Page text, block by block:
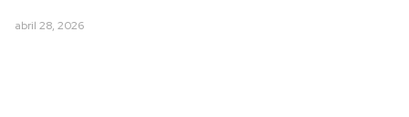
abril 28, 2026